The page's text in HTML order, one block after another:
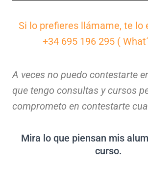
Si lo prefieres llámame, te lo
+34 695 196 295 (
A veces no puedo contestarte
que tengo consultas y cursos
comprometo en contestarte
Mira lo que piensan mis
curso.